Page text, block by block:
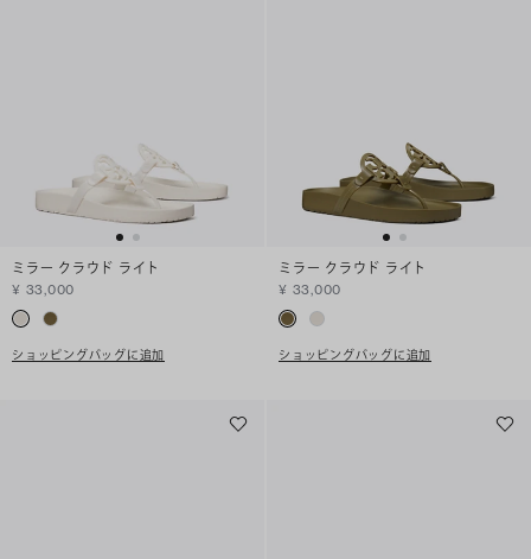
ミラー クラウド ライト
¥ 33,000
ショッピングバッグに追加
ミラー クラウド ライト
¥ 33,000
ショッピングバッグに追加